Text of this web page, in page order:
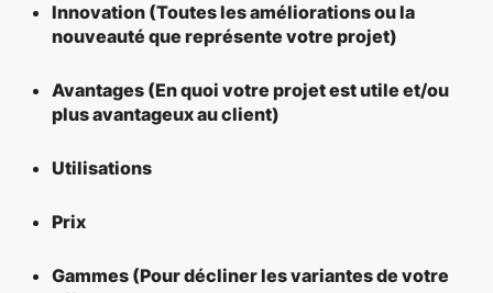
Innovation (Toutes les améliorations ou la
nouveauté que représente votre projet)
Avantages (En quoi votre projet est utile et/ou
plus avantageux au client)
Utilisations
Prix
Gammes (Pour décliner les variantes de votre